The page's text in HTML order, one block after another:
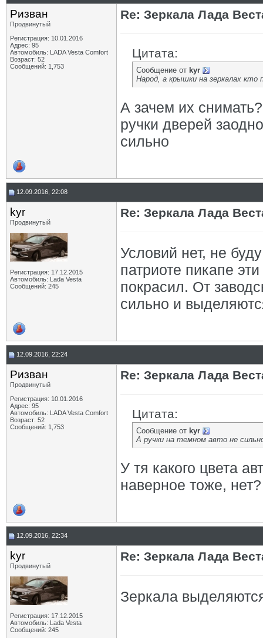
Ризван
Продвинутый
Регистрация: 10.01.2016
Адрес: 95
Автомобиль: LADA Vesta Сomfort
Возраст: 52
Сообщений: 1,753
Re: Зеркала Лада
Цитата:
Сообщение от kyr
Народ, а крышки на зеркалах кто
А зачем их
ручки дверей
сильно
12.09.2016, 22:08
kyr
Продвинутый
Регистрация: 17.12.2015
Автомобиль: Lada Vesta
Сообщений: 245
Re: Зеркала Лада
Условий нет, не
патриоте пикапе
покрасил. От
сильно и
12.09.2016, 22:24
Ризван
Продвинутый
Регистрация: 10.01.2016
Адрес: 95
Автомобиль: LADA Vesta Сomfort
Возраст: 52
Сообщений: 1,753
Re: Зеркала Лада
Цитата:
Сообщение от kyr
А ручки на темном авто не
У тя какого цвета
наверное тоже,
12.09.2016, 22:34
kyr
Продвинутый
Регистрация: 17.12.2015
Автомобиль: Lada Vesta
Сообщений: 245
Re: Зеркала Лада
Зеркала